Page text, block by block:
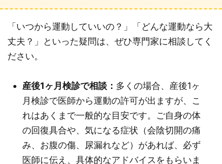
「いつから運動していいの？」「どんな運動なら大
丈夫？」といった疑問は、ぜひ専門家に相談してく
ださい。
産後1ヶ月検診で相談： 多くの場合、産後1ヶ
月検診で医師から運動の許可が出ますが、こ
れはあくまで一般的な目安です。ご自身の体
の回復具合や、気になる症状（会陰切開の痛
み、お腹の傷、尿漏れなど）があれば、必ず
医師に伝え、具体的なアドバイスをもらいま